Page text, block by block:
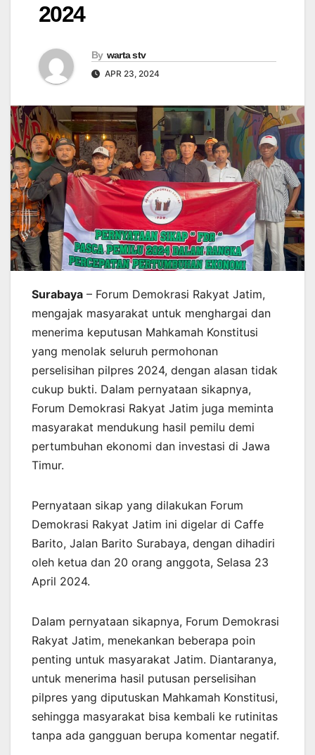
2024
By warta stv
APR 23, 2024
Surabaya – Forum Demokrasi Rakyat Jatim,
mengajak masyarakat untuk menghargai dan
menerima keputusan Mahkamah Konstitusi
yang menolak seluruh permohonan
perselisihan pilpres 2024, dengan alasan tidak
cukup bukti. Dalam pernyataan sikapnya,
Forum Demokrasi Rakyat Jatim juga meminta
masyarakat mendukung hasil pemilu demi
pertumbuhan ekonomi dan investasi di Jawa
Timur.
Pernyataan sikap yang dilakukan Forum
Demokrasi Rakyat Jatim ini digelar di Caffe
Barito, Jalan Barito Surabaya, dengan dihadiri
oleh ketua dan 20 orang anggota, Selasa 23
April 2024.
Dalam pernyataan sikapnya, Forum Demokrasi
Rakyat Jatim, menekankan beberapa poin
penting untuk masyarakat Jatim. Diantaranya,
untuk menerima hasil putusan perselisihan
pilpres yang diputuskan Mahkamah Konstitusi,
sehingga masyarakat bisa kembali ke rutinitas
tanpa ada gangguan berupa komentar negatif.